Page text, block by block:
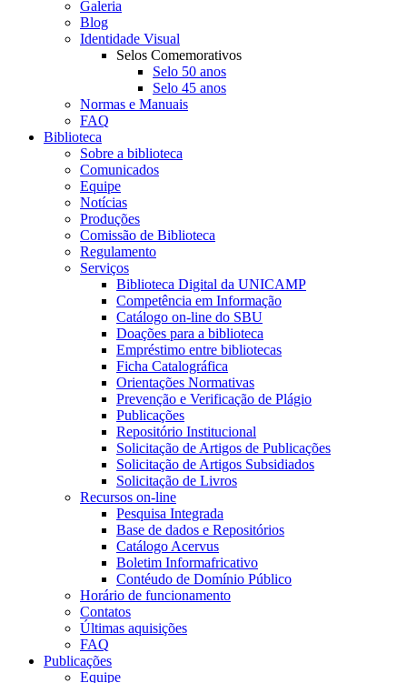
Galeria
Blog
Identidade Visual
Selos Comemorativos
Selo 50 anos
Selo 45 anos
Normas e Manuais
FAQ
Biblioteca
Sobre a biblioteca
Comunicados
Equipe
Notícias
Produções
Comissão de Biblioteca
Regulamento
Serviços
Biblioteca Digital da UNICAMP
Competência em Informação
Catálogo on-line do SBU
Doações para a biblioteca
Empréstimo entre bibliotecas
Ficha Catalográfica
Orientações Normativas
Prevenção e Verificação de Plágio
Publicações
Repositório Institucional
Solicitação de Artigos de Publicações
Solicitação de Artigos Subsidiados
Solicitação de Livros
Recursos on-line
Pesquisa Integrada
Base de dados e Repositórios
Catálogo Acervus
Boletim Informafricativo
Contéudo de Domínio Público
Horário de funcionamento
Contatos
Últimas aquisições
FAQ
Publicações
Equipe